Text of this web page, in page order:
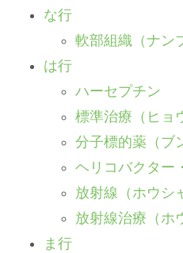
な行
軟部組織（ナン
は行
ハーセプチン
標準治療（ヒョ
分子標的薬（ブ
ヘリコバクター
放射線（ホウシ
放射線治療（ホ
ま行